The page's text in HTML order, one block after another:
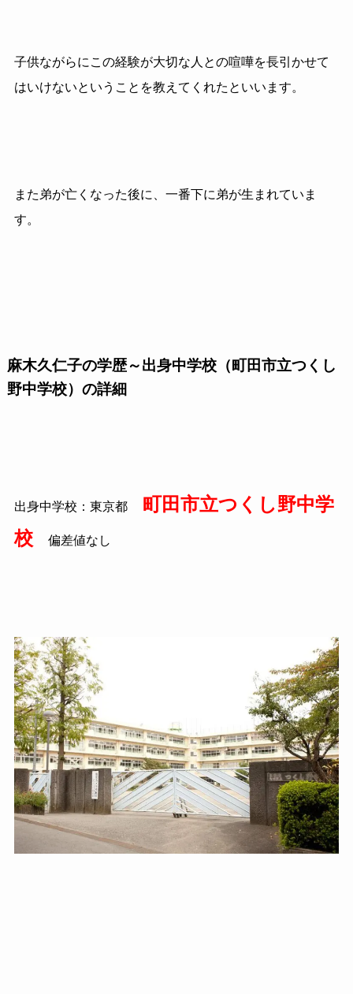
子供ながらにこの経験が大切な人との喧嘩を長引かせて
はいけないということを教えてくれたといいます。
また弟が亡くなった後に、一番下に弟が生まれていま
す。
麻木久仁子の学歴～出身中学校（町田市立つくし
野中学校）の詳細
出身中学校：東京都
町田市立つくし野中学
校
偏差値なし